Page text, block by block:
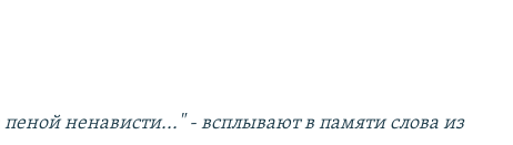
ненависти..." - всплывают в памяти слова из